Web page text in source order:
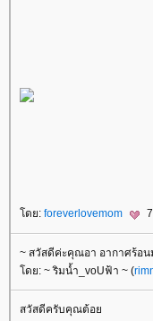
ดย: foreverlovemom
~ สวัสดีค่ะคุณอา อากาศร้อน
ดย: ~ ริมน้ำ_voUฟ้า ~ (
สวัสดีครับคุณต้อ